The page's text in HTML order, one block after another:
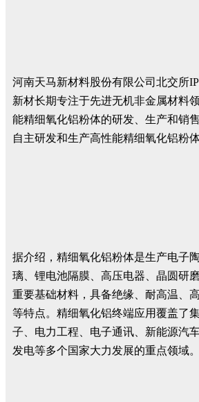
河南天马新材料股份有限公司北交所
新材长期专注于先进无机非金属材料
能精细氧化铝粉体的研发、生产和销
自主研发和生产高性能精细氧化铝粉
据介绍，精细氧化铝粉体是生产电子
璃、锂电池隔膜、高压电器、晶圆研
重要基础材料，具备绝缘、耐高温、
等特点。精细氧化铝终端应用覆盖了
子、电力工程、电子通讯、新能源汽
发电等多个国家大力发展的重点领域。